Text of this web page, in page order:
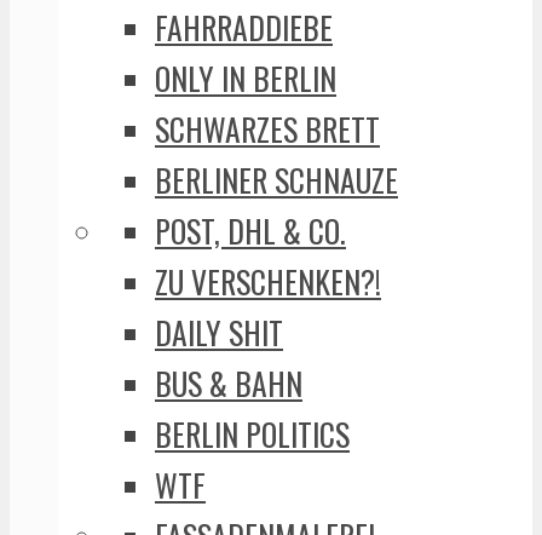
FAHRRADDIEBE
ONLY IN BERLIN
SCHWARZES BRETT
BERLINER SCHNAUZE
POST, DHL & CO.
ZU VERSCHENKEN?!
DAILY SHIT
BUS & BAHN
BERLIN POLITICS
WTF